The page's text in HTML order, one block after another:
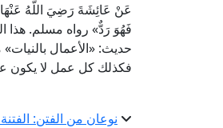
عَنْ عَائِشَةَ رَضِيَ اللَّهُ
فَهُوَ رَدٌّ» رواه مسلم. هذا
حديث: «الأعمال
فكذلك كل عمل لا يكون
نوعان من الفتن: